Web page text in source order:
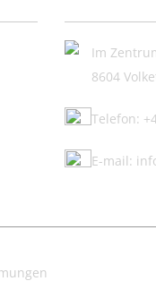
Im
8604
Telefon:
E-mail: